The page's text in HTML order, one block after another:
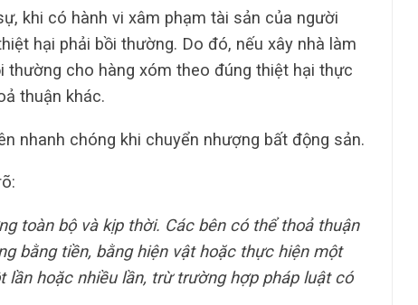
khi có hành vi xâm phạm tài sản của người
hại phải bồi thường. Do đó, nếu xây nhà làm
thường cho hàng xóm theo đúng thiệt hại thực
thuận khác.
nhanh chóng khi chuyển nhượng bất động sản.
toàn bộ và kịp thời. Các bên có thể thoả thuận
bằng tiền, bằng hiện vật hoặc thực hiện một
hoặc nhiều lần, trừ trường hợp pháp luật có